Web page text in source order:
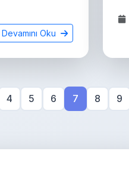
Devamını Oku
4 5 6 7 8 9